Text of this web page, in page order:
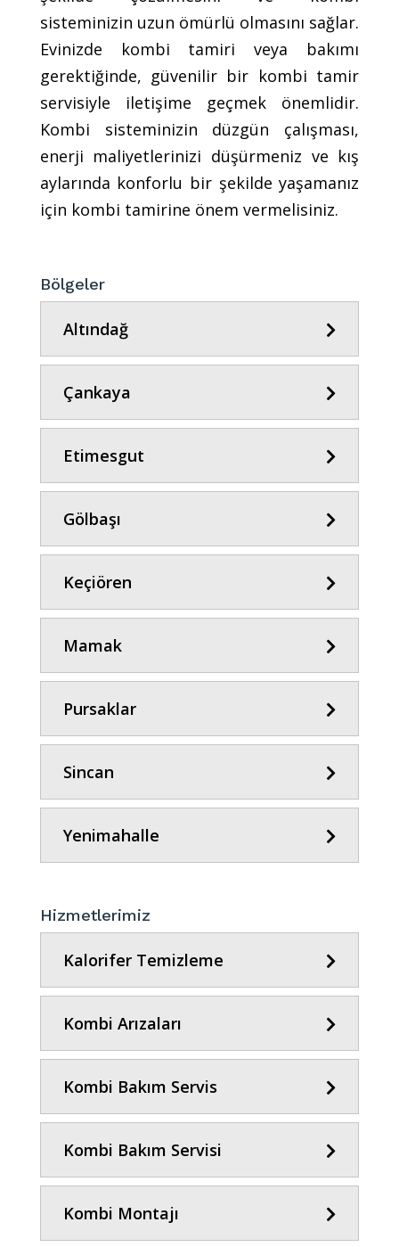
sisteminizin uzun ömürlü olmasını sağlar.
Evinizde kombi tamiri veya bakımı
gerektiğinde, güvenilir bir kombi tamir
servisiyle iletişime geçmek önemlidir.
Kombi sisteminizin düzgün çalışması,
enerji maliyetlerinizi düşürmeniz ve kış
aylarında konforlu bir şekilde yaşamanız
için kombi tamirine önem vermelisiniz.
Bölgeler
Altındağ
Çankaya
Etimesgut
Gölbaşı
Keçiören
Mamak
Pursaklar
Sincan
Yenimahalle
Hizmetlerimiz
Kalorifer Temizleme
Kombi Arızaları
Kombi Bakım Servis
Kombi Bakım Servisi
Kombi Montajı